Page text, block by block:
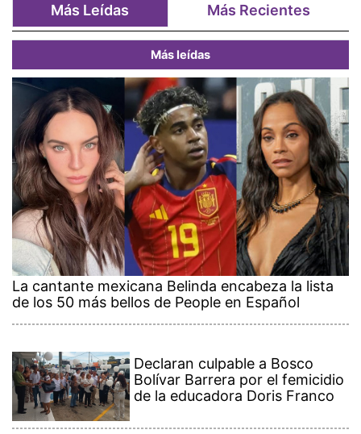
Más Leídas Más Recientes
Más leídas
La cantante mexicana Belinda encabeza la lista
de los 50 más bellos de People en Español
Declaran culpable a Bosco
Bolívar Barrera por el femicidio
de la educadora Doris Franco